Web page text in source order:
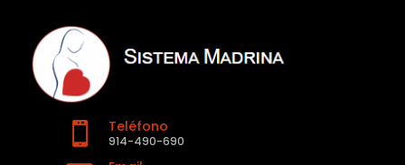
 Teléfono
914-490-690